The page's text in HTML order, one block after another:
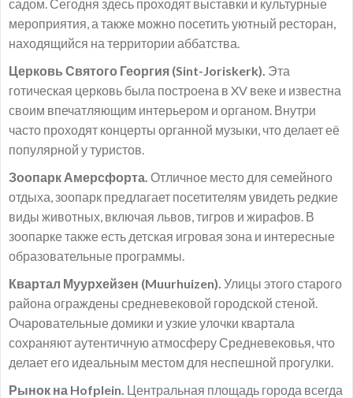
садом. Сегодня здесь проходят выставки и культурные
мероприятия, а также можно посетить уютный ресторан,
находящийся на территории аббатства.
Церковь Святого Георгия (Sint-Joriskerk). Эта
готическая церковь была построена в XV веке и известна
своим впечатляющим интерьером и органом. Внутри
часто проходят концерты органной музыки, что делает её
популярной у туристов.
Зоопарк Амерсфорта. Отличное место для семейного
отдыха, зоопарк предлагает посетителям увидеть редкие
виды животных, включая львов, тигров и жирафов. В
зоопарке также есть детская игровая зона и интересные
образовательные программы.
Квартал Муурхейзен (Muurhuizen). Улицы этого старого
района ограждены средневековой городской стеной.
Очаровательные домики и узкие улочки квартала
сохраняют аутентичную атмосферу Средневековья, что
делает его идеальным местом для неспешной прогулки.
Рынок на Hofplein. Центральная площадь города всегда